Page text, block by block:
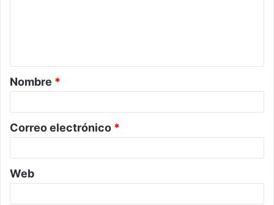
a
r
o
*
Nombre *
Correo electrónico *
Web